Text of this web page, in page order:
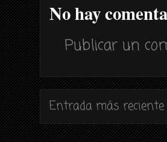
No hay
Publicar un
Entrada más reciente